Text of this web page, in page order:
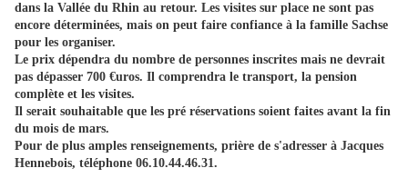
dans la Vallée du Rhin au retour. Les visites sur place ne sont pas
encore déterminées, mais on peut faire confiance à la famille Sachse
pour les organiser.
Le prix dépendra du nombre de personnes inscrites mais ne devrait
pas dépasser 700 €uros. Il comprendra le transport, la pension
complète et les visites.
Il serait souhaitable que les pré réservations soient faites avant la fin
du mois de mars.
Pour de plus amples renseignements, prière de s'adresser à Jacques
Hennebois, téléphone 06.10.44.46.31.